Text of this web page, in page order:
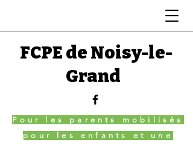
FCPE de Noisy-le-
Grand
Pour les parents mobilisés
pour les enfants et une